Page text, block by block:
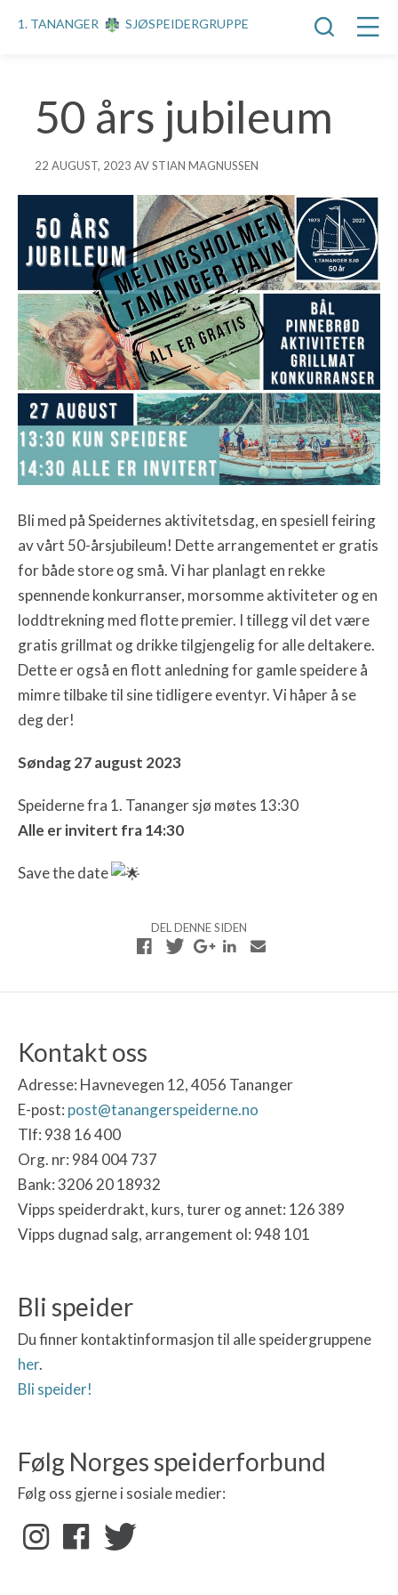
1. TANANGER SJØSPEIDERGRUPPE
50 års jubileum
22 AUGUST, 2023 AV STIAN MAGNUSSEN
Bli med på Speidernes aktivitetsdag, en spesiell feiring
av vårt 50-årsjubileum! Dette arrangementet er gratis
for både store og små. Vi har planlagt en rekke
spennende konkurranser, morsomme aktiviteter og en
loddtrekning med flotte premier. I tillegg vil det være
gratis grillmat og drikke tilgjengelig for alle deltakere.
Dette er også en flott anledning for gamle speidere å
mimre tilbake til sine tidligere eventyr. Vi håper å se
deg der!
Søndag 27 august 2023
Speiderne fra 1. Tananger sjø møtes 13:30
Alle er invitert fra 14:30
Save the date
DEL DENNE SIDEN
Kontakt oss
Adresse: Havnevegen 12, 4056 Tananger
E-post: post@tanangerspeiderne.no
Tlf: 938 16 400
Org. nr: 984 004 737
Bank: 3206 20 18932
Vipps speiderdrakt, kurs, turer og annet: 126 389
Vipps dugnad salg, arrangement ol: 948 101
Bli speider
Du finner kontaktinformasjon til alle speidergruppene
her.
Bli speider!
Følg Norges speiderforbund
Følg oss gjerne i sosiale medier: